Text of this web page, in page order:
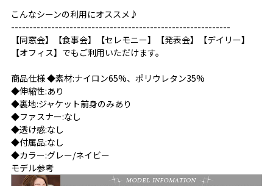
こんなシーンの利用にオススメ♪
------------------------------------------------------------
【同窓会】【食事会】【セレモニー】【発表会】【デイリー】
【オフィス】でもご利用いただけます。
商品仕様 ◆素材:ナイロン65%、ポリウレタン35%
◆伸縮性:あり
◆裏地:ジャケット前身のみあり
◆ファスナー:なし
◆透け感:なし
◆付属品:なし
◆カラー:グレー/ネイビー
モデル参考